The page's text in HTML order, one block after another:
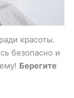
красоты.
безопасно и
Берегите